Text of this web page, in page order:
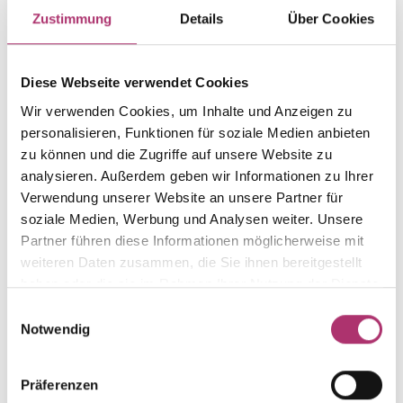
Zustimmung Details Über Cookies
Diese Webseite verwendet Cookies
Wir verwenden Cookies, um Inhalte und Anzeigen zu
personalisieren, Funktionen für soziale Medien anbieten
zu können und die Zugriffe auf unsere Website zu
analysieren. Außerdem geben wir Informationen zu Ihrer
Verwendung unserer Website an unsere Partner für
soziale Medien, Werbung und Analysen weiter. Unsere
Partner führen diese Informationen möglicherweise mit
weiteren Daten zusammen, die Sie ihnen bereitgestellt
haben oder die sie im Rahmen Ihrer Nutzung der Dienste
Notwendig
Präferenzen
Medaillon
Gold
EAN
Alternative
Metal Fineness
585
Metal Color
yellow gold
Size
-
Gem Color
-
Gem Type
Gem
Discover more pieces from this collection.